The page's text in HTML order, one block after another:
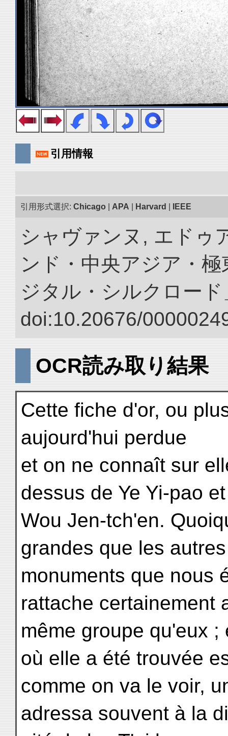
引用情報
引用形式選択: Chicago APA Harvard IEEE
シャヴァンヌ, エドゥ
ンド・中央アジア・
ジタル・シルクロー
doi:10.20676/
OCR読み取り結果
Cette fiche d'or, ou
aujourd'hui perdue
et on ne connaît sur
dessus de Ye Yi-pao
Wou Jen-tch'en.
grandes que les autres
monuments que nous
rattache certainement
même groupe qu'eux
où elle a été trouvée
comme on va le voir,
adressa souvent à la